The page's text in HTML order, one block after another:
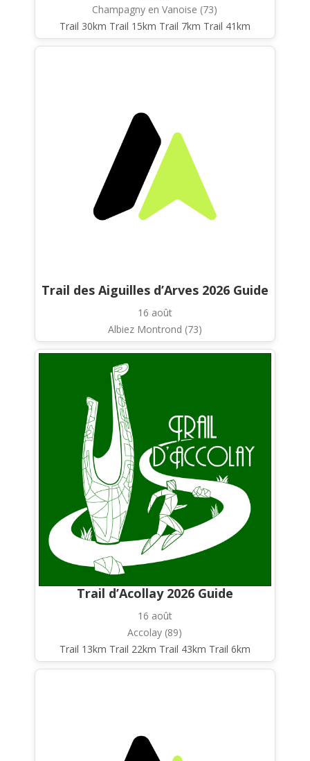
Champagny en Vanoise (73)
Trail 30km Trail 15km Trail 7km Trail 41km
Trail des Aiguilles d’Arves 2026 Guide
16 août
Albiez Montrond (73)
Trail d’Acollay 2026 Guide
16 août
Accolay (89)
Trail 13km Trail 22km Trail 43km Trail 6km